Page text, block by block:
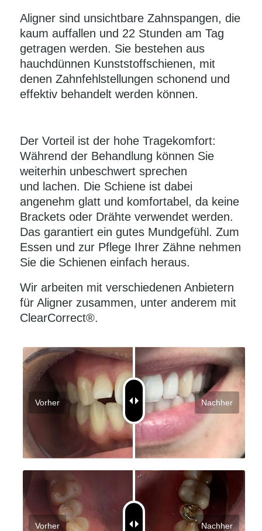
Aligner sind unsichtbare Zahnspangen, die
kaum auffallen und 22 Stunden am Tag
getragen werden. Sie bestehen aus
hauchdünnen Kunststoffschienen, mit
denen Zahnfehlstellungen schonend und
effektiv behandelt werden können.
Der Vorteil ist der hohe Tragekomfort:
Während der Behandlung können Sie
weiterhin unbeschwert sprechen
und lachen. Die Schiene ist dabei
angenehm glatt und komfortabel, da keine
Brackets oder Drähte verwendet werden.
Das garantiert ein gutes Mundgefühl. Zum
Essen und zur Pflege Ihrer Zähne nehmen
Sie die Schienen einfach heraus.
Wir arbeiten mit verschiedenen Anbietern
für Aligner zusammen, unter anderem mit
ClearCorrect®.
Vorher Nachher
Vorher Nachher